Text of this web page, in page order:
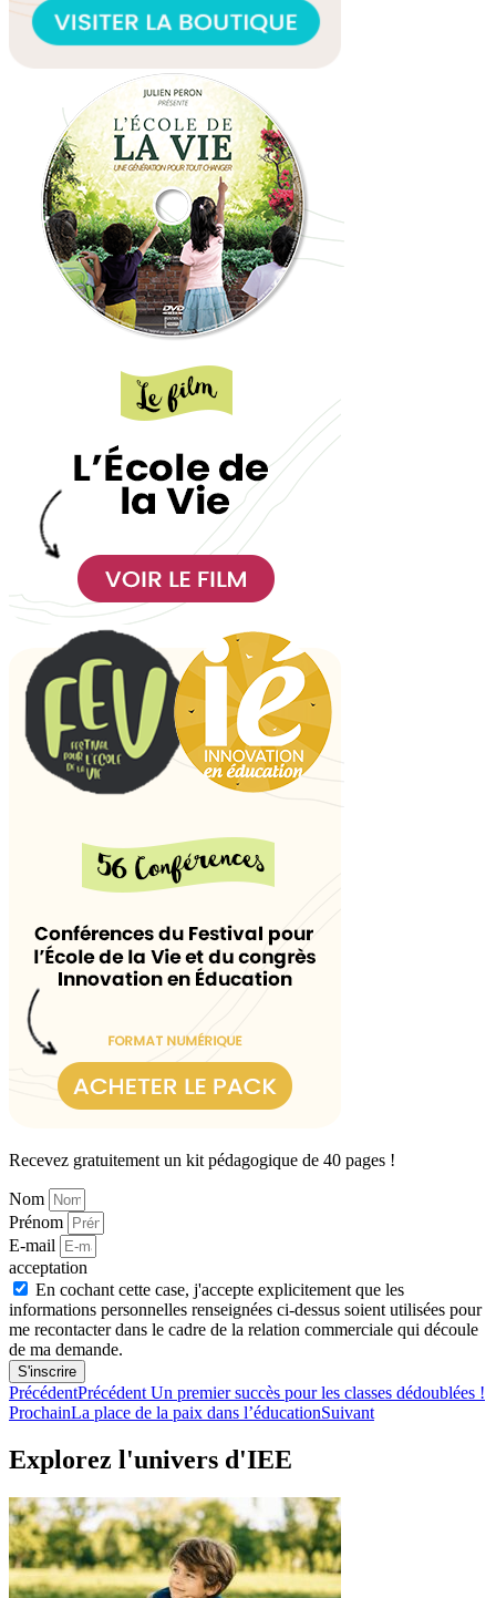
Recevez gratuitement un kit pédagogique de 40 pages !
Nom
Prénom
E-mail
acceptation
En cochant cette case, j'accepte explicitement que les
informations personnelles renseignées ci-dessus soient utilisées pour
me recontacter dans le cadre de la relation commerciale qui découle
de ma demande.
S'inscrire
PrécédentPrécédent Un premier succès pour les classes dédoublées !
ProchainLa place de la paix dans l’éducationSuivant
Explorez l'univers d'IEE